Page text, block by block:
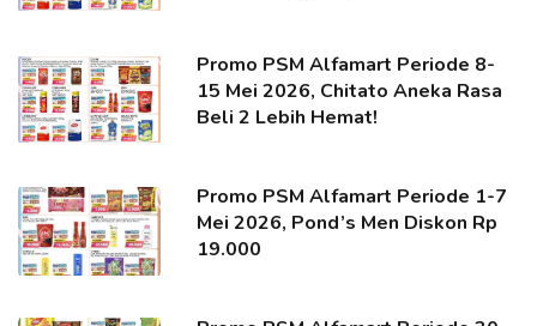
Promo PSM Alfamart Periode 8-
15 Mei 2026, Chitato Aneka Rasa
Beli 2 Lebih Hemat!
Promo PSM Alfamart Periode 1-7
Mei 2026, Pond’s Men Diskon Rp
19.000